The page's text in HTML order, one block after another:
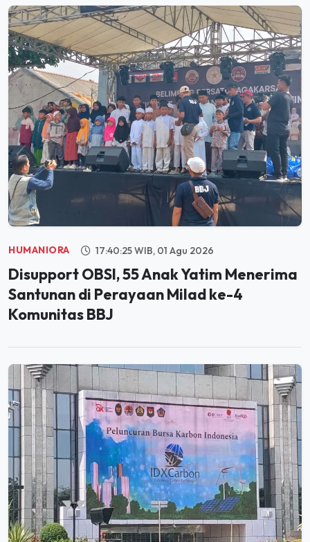
HUMANIORA 17:40:25 WIB, 01 Agu 2026
Disupport OBSI, 55 Anak Yatim Menerima
Santunan di Perayaan Milad ke-4
Komunitas BBJ